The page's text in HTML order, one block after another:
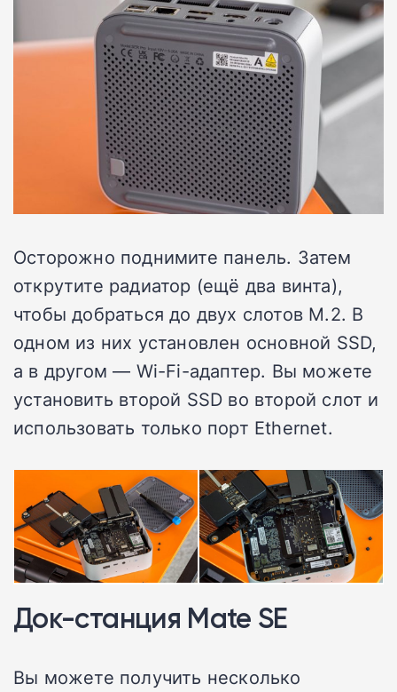
Осторожно поднимите панель. Затем
открутите радиатор (ещё два винта),
чтобы добраться до двух слотов M.2. В
одном из них установлен основной SSD,
а в другом — Wi-Fi-адаптер. Вы можете
установить второй SSD во второй слот и
использовать только порт Ethernet.
Док-станция Mate SE
Вы можете получить несколько